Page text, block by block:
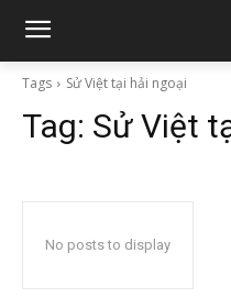
Tags Sử Việt tại hải ngoại
Tag: Sử Việt
No posts to display